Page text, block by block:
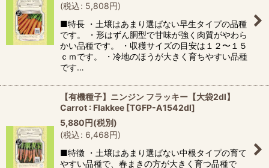
(税込: 5,808円)
■特長 ・土壌はあまり選ばない早生タイプの品種
です。 ・形はずん胴型で甘味が強く肉質がやわら
かい品種です。 ・収穫サイズの目安は１２〜１５
ｃｍです。 ・冷地のほうが大きく育ちやすい品種
です…
【有機種子】ニンジン フラッキー【大袋2dl】
Carrot : Flakkee [TGFP-A1542dl]
5,880円(税別)
(税込: 6,468円)
■特徴 ・土壌はあまり選ばない中根タイプの育て
やすい品種で、春まきの方が大きく育つ品種で